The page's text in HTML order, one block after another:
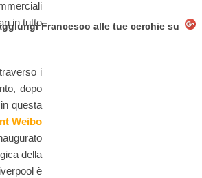
in tutto
i
dopo
questa
Weibo
della
è
Francesco alle tue cerchie su